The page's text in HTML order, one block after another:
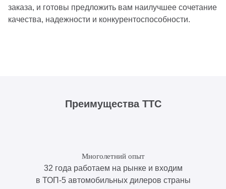
заказа, и готовы предложить вам наилучшее сочетание
качества, надежности и конкурентоспособности.
Преимущества ТТС
Многолетний опыт
32 года работаем на рынке и входим
в ТОП-5 автомобильных дилеров страны